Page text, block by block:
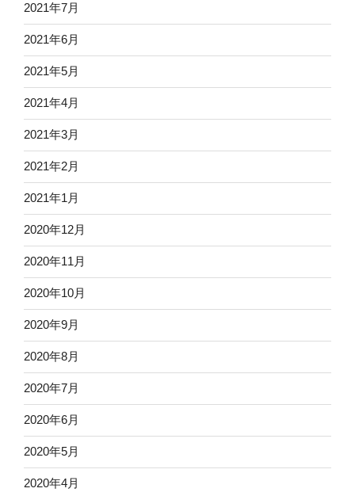
2021年7月
2021年6月
2021年5月
2021年4月
2021年3月
2021年2月
2021年1月
2020年12月
2020年11月
2020年10月
2020年9月
2020年8月
2020年7月
2020年6月
2020年5月
2020年4月